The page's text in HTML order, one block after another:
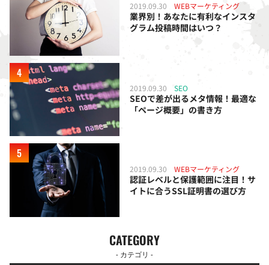
2019.09.30 WEBマーケティング
業界別！あなたに有利なインスタ
グラム投稿時間はいつ？
2019.09.30 SEO
SEOで差が出るメタ情報！最適な
「ページ概要」の書き方
2019.09.30 WEBマーケティング
認証レベルと保護範囲に注目！サ
イトに合うSSL証明書の選び方
CATEGORY
- カテゴリ -